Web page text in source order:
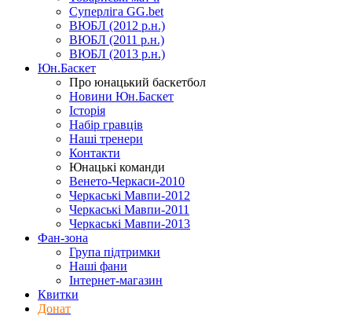
Суперліга GG.bet
ВЮБЛ (2012 р.н.)
ВЮБЛ (2011 р.н.)
ВЮБЛ (2013 р.н.)
Юн.Баскет
Про юнацький баскетбол
Новини Юн.Баскет
Історія
Набір гравців
Наші тренери
Контакти
Юнацькі команди
Венето-Черкаси-2010
Черкаські Мавпи-2012
Черкаські Мавпи-2011
Черкаські Мавпи-2013
Фан-зона
Група підтримки
Наші фани
Інтернет-магазин
Квитки
Донат